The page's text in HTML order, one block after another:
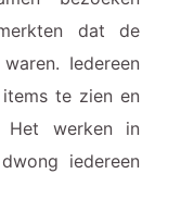
dat de
Iedereen
te zien en
werken in
iedereen